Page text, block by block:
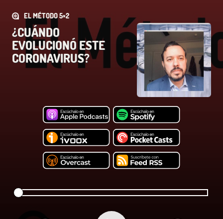
EL MÉTODO 5×2
¿CUÁNDO
EVOLUCIONÓ ESTE
CORONAVIRUS?